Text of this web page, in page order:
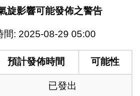
旋影響可能發佈之警告
間: 2025-08-29 05:00
預計發佈時間 可能性
已發出